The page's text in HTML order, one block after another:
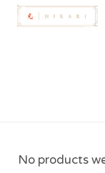
No products